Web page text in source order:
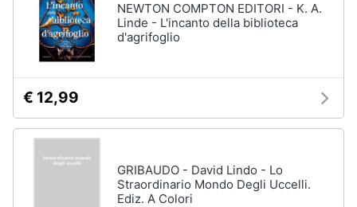
NEWTON COMPTON EDITORI - K. A.
Linde - L'incanto della biblioteca
d'agrifoglio
€ 12,99
GRIBAUDO - David Lindo - Lo
Straordinario Mondo Degli Uccelli.
Ediz. A Colori